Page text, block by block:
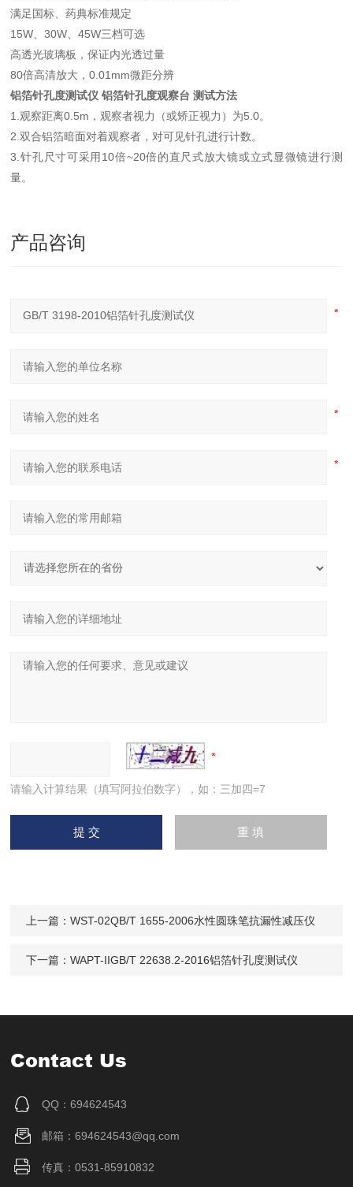
满足国标、药典标准规定
15W、30W、45W三档可选
高透光玻璃板，保证内光透过量
80倍高清放大，0.01mm微距分辨
铝箔针孔度测试仪 铝箔针孔度观察台 测试方法
1.观察距离0.5m，观察者视力（或矫正视力）为5.0。
2.双合铝箔暗面对着观察者，对可见针孔进行计数。
3.针孔尺寸可采用10倍~20倍的直尺式放大镜或立式显微镜进行测
量。
产品咨询
请输入计算结果（填写阿拉伯数字），如：三加四=7
上一篇：WST-02QB/T 1655-2006水性圆珠笔抗漏性减压仪
下一篇：WAPT-IIGB/T 22638.2-2016铝箔针孔度测试仪
Contact Us
QQ：694624543
邮箱：694624543@qq.com
传真：0531-85910832